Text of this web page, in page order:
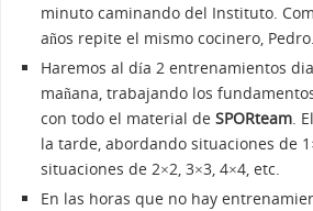
minuto caminando del Instituto.
años repite el mismo cocinero, Pedro.
Haremos al día 2 entrenamientos
mañana, trabajando los
con todo el material de SPORteam .
la tarde, abordando situaciones de
situaciones de 2×2, 3×3, 4×4, etc.
En las horas que no hay